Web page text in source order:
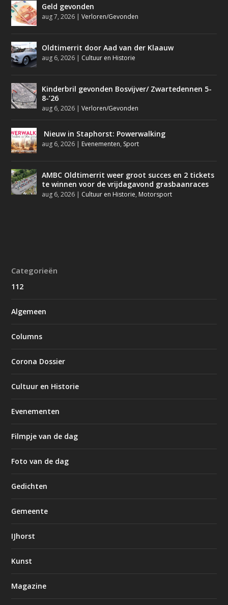
Geld gevonden
aug 7, 2026 |Verloren/Gevonden
Oldtimerrit door Aad van der Klaauw
aug 6, 2026 | Cultuur en Historie
Kinderbril gevonden Bosvijver/ Zwartedennen 5-
8-’26
aug 6, 2026 |Verloren/Gevonden
Nieuw in Staphorst: Powerwalking
aug 6, 2026 | Evenementen, Sport
AMBC Oldtimerrit weer groot succes en 2 tickets
te winnen voor de vrijdagavond grasbaanraces
aug 6, 2026 | Cultuur en Historie, Motorsport
Categorieën
112
Algemeen
Columns
Corona Dossier
Cultuur en Historie
Evenementen
Filmpje van de dag
Foto van de dag
Gedichten
Gemeente
IJhorst
Kunst
Magazine